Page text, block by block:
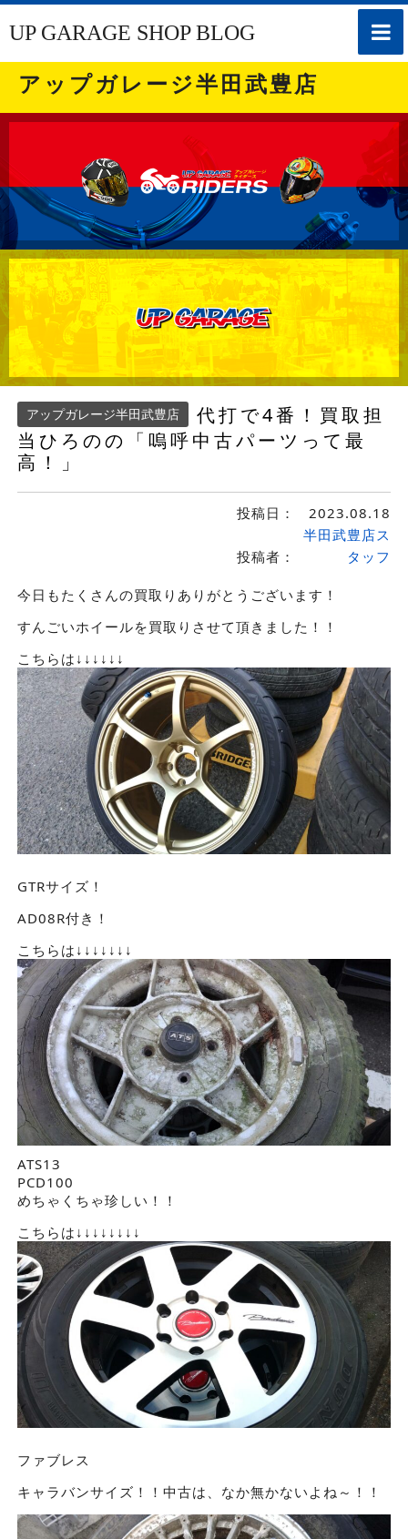
toggle
UP GARAGE SHOP BLOG
アップガレージ半田武豊店
アップガレージ半田武豊店
代打で4番！買取担
当ひろのの「嗚呼中古パーツって最
高！」
投稿日： 2023.08.18
投稿者：
半田武豊店ス
タッフ
今日もたくさんの買取りありがとうございます！
すんごいホイールを買取りさせて頂きました！！
こちらは↓↓↓↓↓↓
GTRサイズ！
AD08R付き！
こちらは↓↓↓↓↓↓↓
ATS13
PCD100
めちゃくちゃ珍しい！！
こちらは↓↓↓↓↓↓↓↓
ファブレス
キャラバンサイズ！！中古は、なか無かないよね～！！